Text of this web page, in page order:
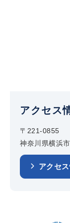
アクセス
〒221-0855
神奈川県横浜
アクセ